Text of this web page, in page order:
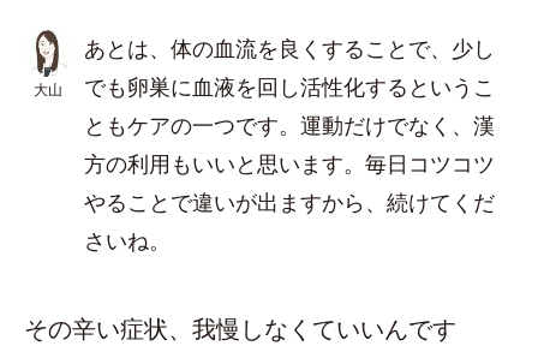
大山
あとは、体の血流を良くすることで、少し
でも卵巣に血液を回し活性化するというこ
ともケアの一つです。運動だけでなく、漢
方の利用もいいと思います。毎日コツコツ
やることで違いが出ますから、続けてくだ
さいね。
その辛い症状、我慢しなくていいんです